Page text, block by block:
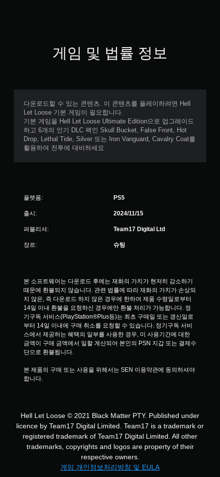
게임 및 법률 정보
다운로드할 수 있는 콘텐츠. 이 콘텐츠를 플레이하려면 Hell
Let Loose 기본 게임이 필요합니다.
기본 게임을 Hell Let Loose Ultimate Edition으로 업그레이드
하고 6개의 인기 DLC 팩인 Skull Bucket, False Front, Hot
Drop, Lethal Tide, Silver 또는 Iron Vanguard, Cavalry Coat를
활용하여 전투에 대비하세요
플랫폼: PS5
출시: 2024/11/15
퍼블리셔: Team17 Digital Ltd
장르: 슈팅
본 소프트웨어는 다운로드 후에는 재화의 가치가 현저히 감소하기
때문에 환불되지 않습니다. 관련 법률에 따라 재화의 가치가 손상되
지 않은, 즉 다운로드 하지 않은 경우에 한하여 제품 수령일로부터
14일 이내 환불을 요청하신 경우에만 환불 처리가 가능합니다. 정
기구독 서비스(PlayStation®Plus등)는 최초 구매일 또는 갱신일로
부터 14일 이내에 구매 취소를 요청할 수 있습니다. 정기구독 서비
스에서 제공하는 혜택의 일부를 사용한 경우, 미 사용기간에 대한
금액이 구매 금액에서 일할 계산되어 본인의 PSN 지갑 또는 결제수
단으로 환불됩니다.
본 제품의 구매 또는 사용을 위해서는 SEN 이용약관에 동의하셔야
합니다.
Hell Let Loose © 2021 Black Matter PTY. Published under
licence by Team17 Digital Limited. Team17 is a trademark or
registered trademark of Team17 Digital Limited. All other
trademarks, copyrights and logos are property of their
respective owners.
게임 개인정보처리방침 및 EULA